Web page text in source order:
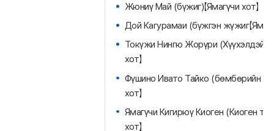
Жюниү Май (бүжиг)【Ямагүчи хот】
Дой Кагурамаи (бүжгэн жүжиг【
Токүжи Нингю Жорүри (Хүүхэлдэйн
хот】
Фүшино Ивато Тайко (бөмбөрийн
хот】
Ямагүчи Кигирюү Киоген (Киоген
хот】